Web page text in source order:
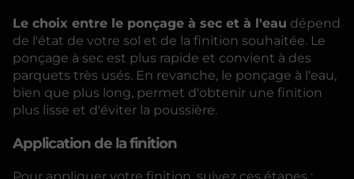
Le choix entre le ponçage à sec et à l'eau dépend
de l'état de votre sol et de la finition souhaitée. Le
ponçage à sec est plus rapide et convient à des
parquets très usés. En revanche, le ponçage à l'eau,
bien que plus long, permet d'obtenir une finition
plus lisse et d'éviter la poussière.
Application de la finition
Pour appliquer votre finition, suivez ces étapes :